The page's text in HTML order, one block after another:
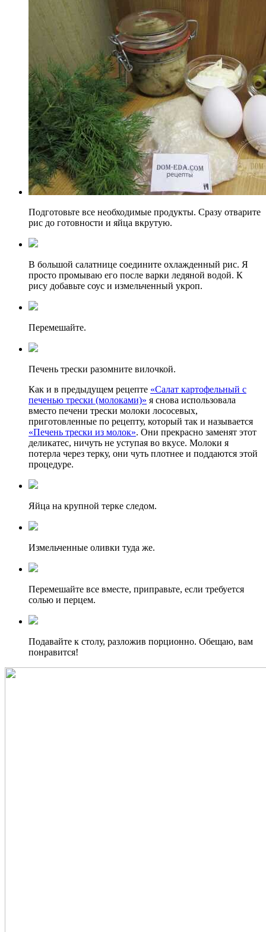
Подготовьте все необходимые продукты. Сразу отварите
рис до готовности и яйца вкрутую.
В большой салатнице соедините охлажденный рис. Я
просто промываю его после варки ледяной водой. К
рису добавьте соус и измельченный укроп.
Перемешайте.
Печень трески разомните вилочкой.
Как и в предыдущем рецепте «Салат картофельный с
печенью трески (молоками)» я снова использовала
вместо печени трески молоки лососевых,
приготовленные по рецепту, который так и называется
«Печень трески из молок». Они прекрасно заменят этот
деликатес, ничуть не уступая во вкусе. Молоки я
потерла через терку, они чуть плотнее и поддаются этой
процедуре.
Яйца на крупной терке следом.
Измельченные оливки туда же.
Перемешайте все вместе, приправьте, если требуется
солью и перцем.
Подавайте к столу, разложив порционно. Обещаю, вам
понравится!